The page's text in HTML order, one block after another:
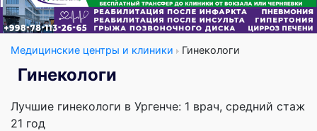
Медицинские центры и клиники Гинекологи
Гинекологи
Лучшие гинекологи в Ургенче: 1 врач, cредний стаж
21 год